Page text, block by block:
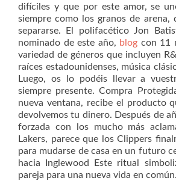
difíciles y que por este amor, se
siempre como los granos de arena,
separarse. El polifacético Jon
nominado de este año, blog con 11
variedad de géneros que incluyen
raíces estadounidenses, música
Luego, os lo podéis llevar a
siempre presente. Compra
nueva ventana, recibe el producto
devolvemos tu dinero. Después de
forzada con los mucho más
Lakers, parece que los Clippers
para mudarse de casa en un futuro
hacia Inglewood Este ritual
pareja para una nueva vida en común.